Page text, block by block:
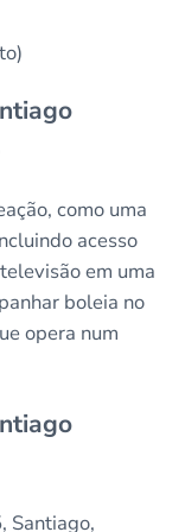
como uma
acesso
em uma
boleia no
opera num
Santiago,